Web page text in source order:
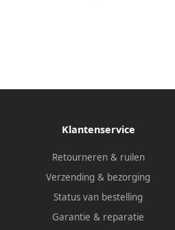
Klantenservice
Retourneren & ruilen
Verzending & bezorging
Status van bestelling
Garantie & reparatie